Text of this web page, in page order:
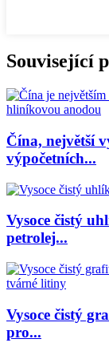
Související
Čína, největší
výpočetních...
Vysoce čistý
petrolej...
Vysoce čistý
pro...